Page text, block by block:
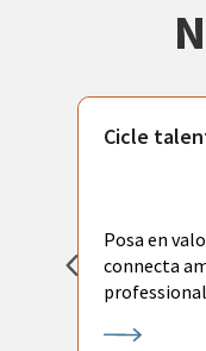
Cicle
Posa en
connecta